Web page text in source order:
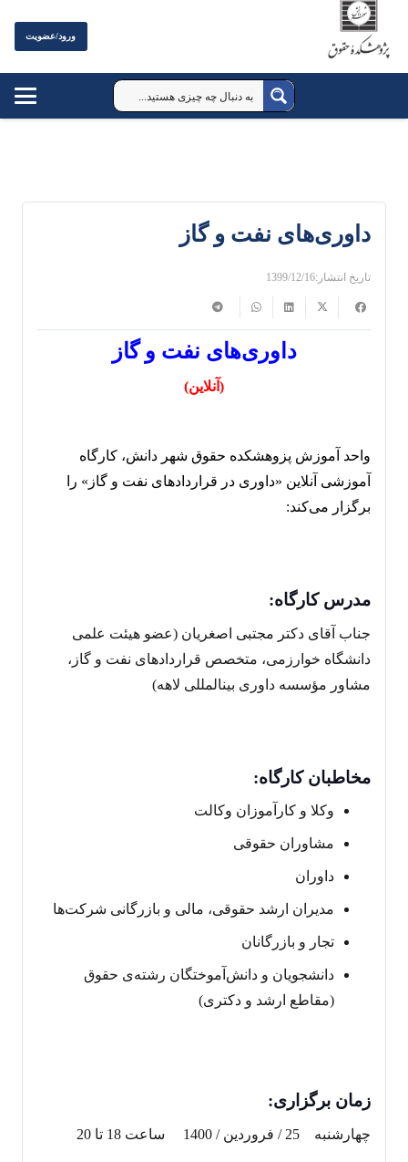
ورود/عضویت
داوری‌های نفت و گاز
تاریخ انتشار:1399/12/16
داوری‌های نفت و گاز
(آنلاین)
واحد آموزش پزوهشکده حقوق شهر دانش، کارگاه
آموزشی آنلاین «داوری در قراردادهای نفت و گاز» را
برگزار می‌کند:
مدرس کارگاه:
جناب آقای دکتر مجتبی اصغریان (عضو هیئت علمی
دانشگاه خوارزمی، متخصص قراردادهای نفت و گاز،
مشاور مؤسسه داوری بین‎المللی لاهه)
مخاطبان کارگاه:
وکلا و کارآموزان وکالت
مشاوران حقوقی
داوران
مدیران ارشد حقوقی، مالی و بازرگانی شرکت‌ها
تجار و بازرگانان
دانشجویان و دانش‌آموختگان رشته‌ی حقوق
(مقاطع ارشد و دکتری)
زمان برگزار ی:
چهارشنبه 25 / فروردین / 1400 ساعت 18 تا 20